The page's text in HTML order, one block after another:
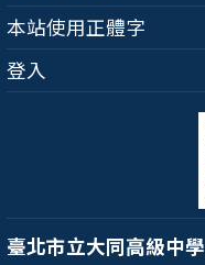
本站使用正體字
登入
臺北市立大同高級中學